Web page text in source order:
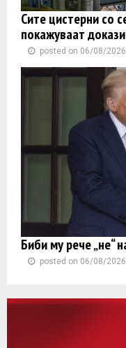
Сите цистерни со
покажуваат
posted on 06/08/2026
Биби му рече „не“
posted on 06/08/2026